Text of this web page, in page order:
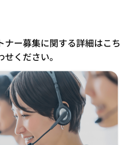
ナー募集に関する詳細はこち
ください。